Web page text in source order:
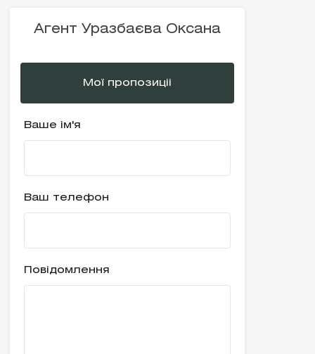
Агент Уразбаєва Оксана
Мої пропозиціі
Ваше ім'я
Ваш телефон
Повідомлення